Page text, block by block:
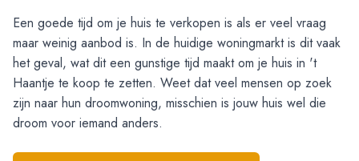
Een goede tijd om je huis te verkopen is als er veel vraag
maar weinig aanbod is. In de huidige woningmarkt is dit vaak
het geval, wat dit een gunstige tijd maakt om je huis in 't
Haantje te koop te zetten. Weet dat veel mensen op zoek
zijn naar hun droomwoning, misschien is jouw huis wel die
droom voor iemand anders.